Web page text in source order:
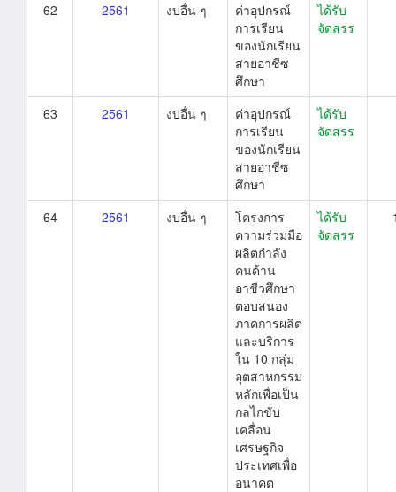
62 2561 งบอื่น ๆ
ค่าอุปกรณ์
การเรียน
ของนักเรียน
สายอาชีซ
ศึกษา
ได้รับ
จัดสรร
63 2561 งบอื่น ๆ
ค่าอุปกรณ์
การเรียน
ของนักเรียน
สายอาชีซ
ศึกษา
ได้รับ
จัดสรร
64 2561 งบอื่น ๆ
โครงการ
ความร่วมมือ
ผลิตกำลัง
คนด้าน
อาชีวศึกษา
ตอบสนอง
ภาคการผลิต
และบริการ
ใน 10 กลุ่ม
อุตสาหกรรม
หลักเพื่อเป็น
กลไกขับ
เคลื่อน
เศรษฐกิจ
ประเทศเพื่อ
อนาคต
ได้รับ
จัดสรร